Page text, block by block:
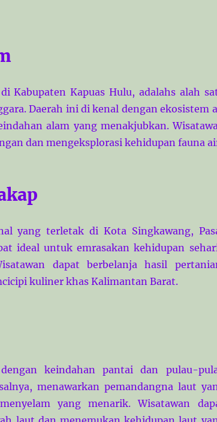
Kabupaten Kapuas Hulu, adalahs alah
Daerah ini di kenal dengan ekosistem
alam yang menakjubkan.
dan mengeksplorasi kehidupan fauna
yang terletak di Kota Singkawang,
ideal untuk emrasakan kehidupan
dapat berbelanja hasil
kuliner khas Kalimantan Barat.
keindahan pantai dan pulau-
menawarkan pemandangna laut
yang menarik. Wisatawan